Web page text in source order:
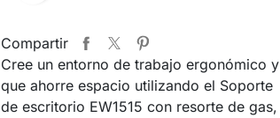
Compartir
Cree un entorno de trabajo ergonómico y
que ahorre espacio utilizando el Soporte
de escritorio EW1515 con resorte de gas,